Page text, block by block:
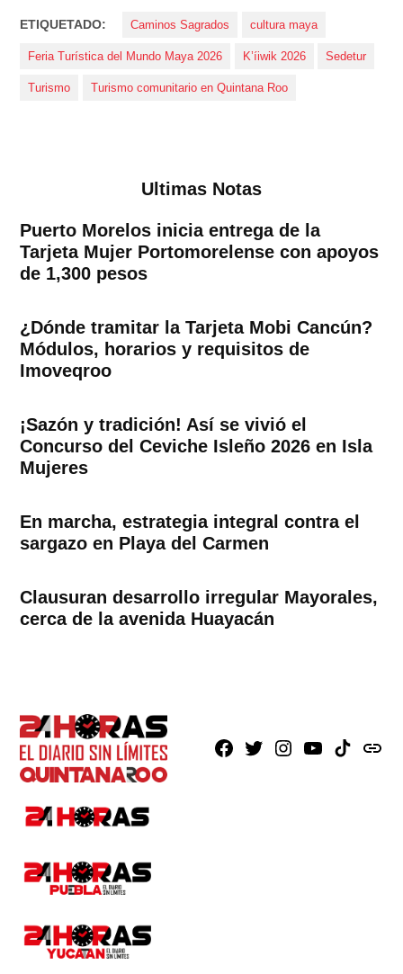
ETIQUETADO: Caminos Sagrados cultura maya
Feria Turística del Mundo Maya 2026 K’íiwik 2026 Sedetur
Turismo Turismo comunitario en Quintana Roo
Ultimas Notas
Puerto Morelos inicia entrega de la
Tarjeta Mujer Portomorelense con apoyos
de 1,300 pesos
¿Dónde tramitar la Tarjeta Mobi Cancún?
Módulos, horarios y requisitos de
Imoveqroo
¡Sazón y tradición! Así se vivió el
Concurso del Ceviche Isleño 2026 en Isla
Mujeres
En marcha, estrategia integral contra el
sargazo en Playa del Carmen
Clausuran desarrollo irregular Mayorales,
cerca de la avenida Huayacán
Facebook
X Instagram
YoutubeTikTokissuu